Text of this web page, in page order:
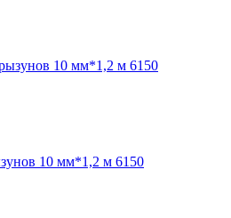
10 мм*1,2 м 6150